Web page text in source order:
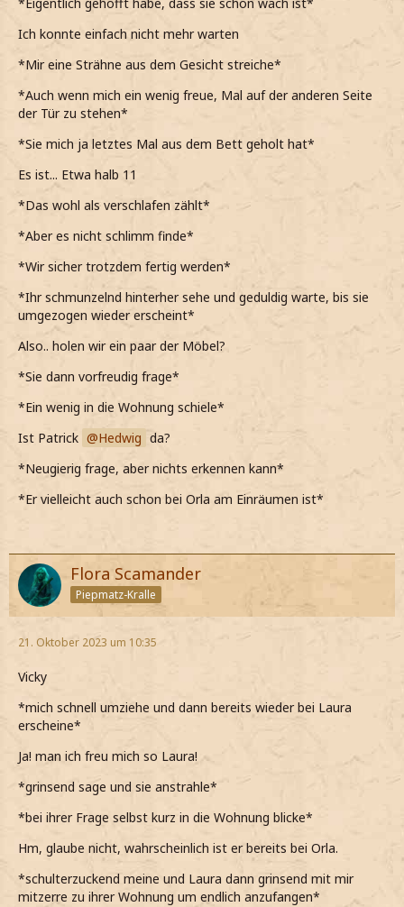
*Eigentlich gehofft habe, dass sie schon wach ist*
Ich konnte einfach nicht mehr warten
*Mir eine Strähne aus dem Gesicht streiche*
*Auch wenn mich ein wenig freue, Mal auf der anderen Seite
der Tür zu stehen*
*Sie mich ja letztes Mal aus dem Bett geholt hat*
Es ist... Etwa halb 11
*Das wohl als verschlafen zählt*
*Aber es nicht schlimm finde*
*Wir sicher trotzdem fertig werden*
*Ihr schmunzelnd hinterher sehe und geduldig warte, bis sie
umgezogen wieder erscheint*
Also.. holen wir ein paar der Möbel?
*Sie dann vorfreudig frage*
*Ein wenig in die Wohnung schiele*
Ist Patrick
Hedwig da?
*Neugierig frage, aber nichts erkennen kann*
*Er vielleicht auch schon bei Orla am Einräumen ist*
Flora Scamander
Piepmatz-Kralle
21. Oktober 2023 um 10:35
Vicky
*mich schnell umziehe und dann bereits wieder bei Laura
erscheine*
Ja! man ich freu mich so Laura!
*grinsend sage und sie anstrahle*
*bei ihrer Frage selbst kurz in die Wohnung blicke*
Hm, glaube nicht, wahrscheinlich ist er bereits bei Orla.
*schulterzuckend meine und Laura dann grinsend mit mir
mitzerre zu ihrer Wohnung um endlich anzufangen*